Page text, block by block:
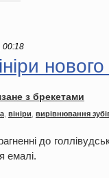
00:18
з брекетами
вініри вирівнювання
до
емалі.